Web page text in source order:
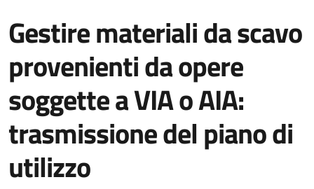
Gestire materiali da scavo
provenienti da opere
soggette a VIA o AIA:
trasmissione del piano di
utilizzo